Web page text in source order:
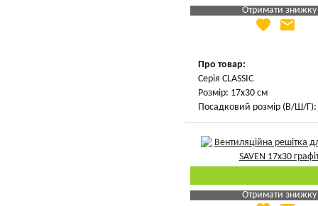
Отримати знижку
Яка Ваша ціна
favorite email
Про товар:
Серія CLASSIC
Розмір: 17х30 см
Посадковий розмір (В/Ш/Г):
Отримати знижку